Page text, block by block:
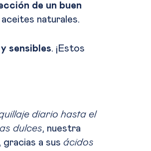
de un buen
naturales.
sensibles. ¡Estos
diario hasta el
dulces, nuestra
gracias a sus ácidos